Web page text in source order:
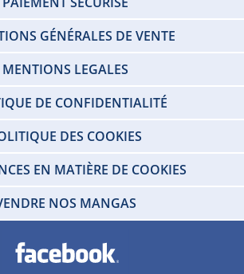
GÉNÉRALES DE VENTE
MENTIONS LEGALES
DE CONFIDENTIALITÉ
DES COOKIES
EN MATIÈRE DE COOKIES
NOS MANGAS